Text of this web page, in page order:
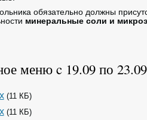
обязательно должны
минеральные соли и
меню c 19.09 по 23.09
(11 КБ)
(11 КБ)